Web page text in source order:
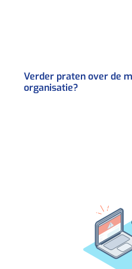
Verder praten over de
organisatie?